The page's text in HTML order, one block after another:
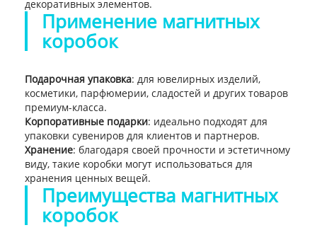
декоративных элементов.
Применение магнитных
коробок
Подарочная упаковка: для ювелирных изделий,
косметики, парфюмерии, сладостей и других товаров
премиум-класса.
Корпоративные подарки: идеально подходят для
упаковки сувениров для клиентов и партнеров.
Хранение: благодаря своей прочности и эстетичному
виду, такие коробки могут использоваться для
хранения ценных вещей.
Преимущества магнитных
коробок